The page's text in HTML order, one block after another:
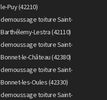
le-Puy (42210)
demoussage toiture Saint-
Barthélemy-Lestra (42110)
demoussage toiture Saint-
Bonnet-le-Château (42380)
demoussage toiture Saint-
Bonnet-les-Oules (42330)
demoussage toiture Saint-